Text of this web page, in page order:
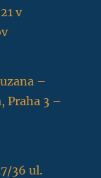
v
–
Praha 3 –
36 ul.